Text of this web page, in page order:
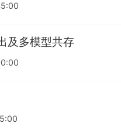
及多模型共存